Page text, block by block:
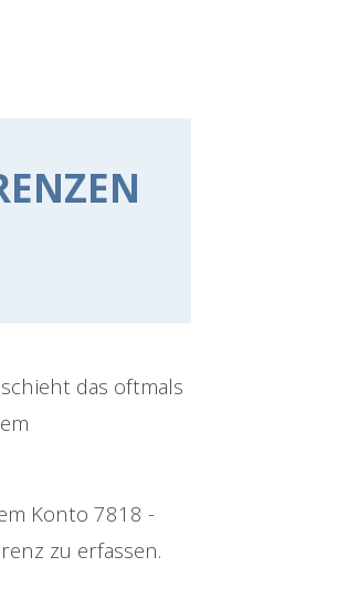
das oftmals
Konto 7818 -
zu erfassen.